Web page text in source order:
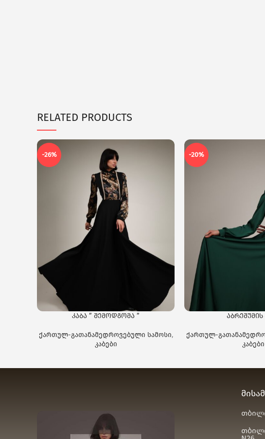
RELATED PRODUCTS
-26%
კაბა ” შემოდგომა ”
ქართულ-გათანამედროვებული სამოსი,
კაბები
-20%
აბრეშუმის
ქართულ-
კაბები